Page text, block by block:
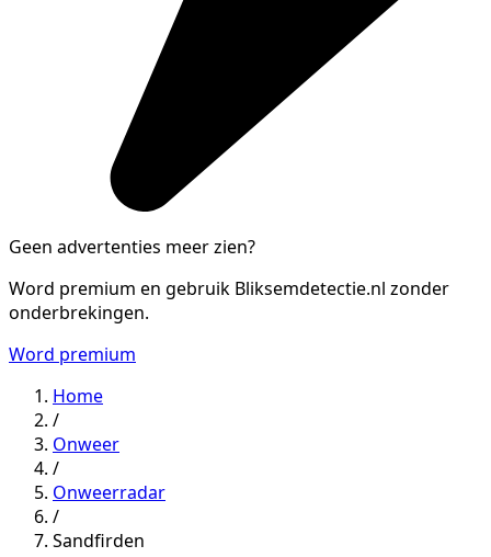
Geen advertenties meer zien?
Word premium en gebruik Bliksemdetectie.nl zonder
onderbrekingen.
Word premium
Home
/
Onweer
/
Onweerradar
/
Sandfirden